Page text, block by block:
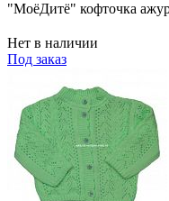
"МоёДитё" кофточка
Нет в наличии
Под заказ